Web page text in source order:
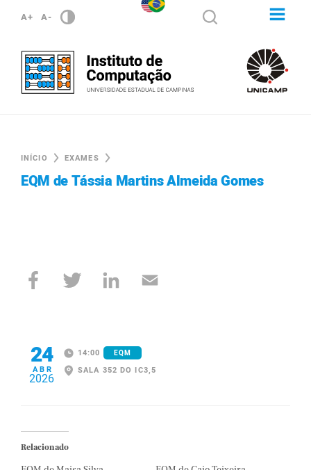
A+ A-
INÍCIO EXAMES
EQM de Tássia Martins Almeida Gomes
24
ABR
2026
14:00 EQM
SALA 352 DO IC3,5
Relacionado